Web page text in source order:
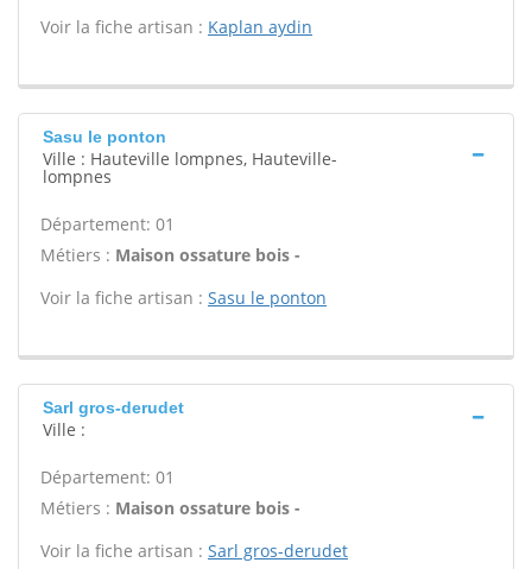
Voir la fiche artisan : Kaplan aydin
Sasu le ponton
Ville : Hauteville lompnes, Hauteville-
lompnes
Département: 01
Métiers : Maison ossature bois -
Voir la fiche artisan : Sasu le ponton
Sarl gros-derudet
Ville :
Département: 01
Métiers : Maison ossature bois -
Voir la fiche artisan : Sarl gros-derudet